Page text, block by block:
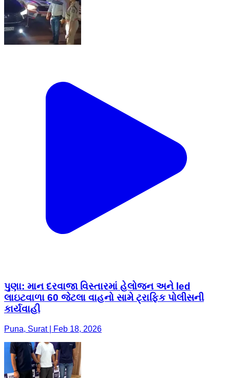
પુણા: માન દરવાજા વિસ્તારમાં હેલોજન અને led
લાઇટવાળા 60 જેટલા વાહનો સામે ટ્રાફિક પોલીસની
કાર્યવાહી
Puna, Surat | Feb 18, 2026